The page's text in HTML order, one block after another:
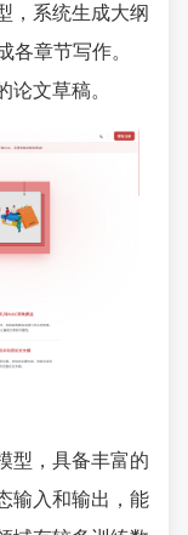
，系统生成大纲
各章节写作。
论文草稿。
型，具备丰富的
输入和输出，能